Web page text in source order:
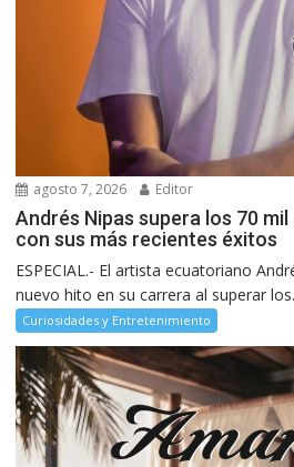
agosto 7, 2026 Editor
Andrés Nipas supera los 70
con sus más recientes éxitos
ESPECIAL.- El artista ecuatoriano
nuevo hito en su carrera al superar
Curiosidades y Entretenimiento